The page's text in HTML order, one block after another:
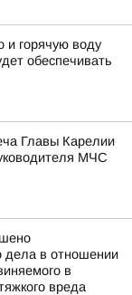
и горячую воду
обеспечивать
Главы Карелии
МЧС
дела в отношении
в
вреда